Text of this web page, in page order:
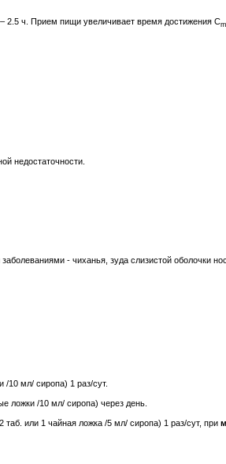
– 2.5 ч. Прием пищи увеличивает время достижения C
недостаточности.
- чиханья, зуда слизистой оболочки
/10 мл/ сиропа) 1 раз/сут.
ложки /10 мл/ сиропа) через день.
таб. или 1 чайная ложка /5 мл/ сиропа) 1 раз/сут, при